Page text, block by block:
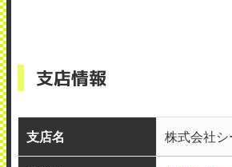
支店情報
支店名 株式会社